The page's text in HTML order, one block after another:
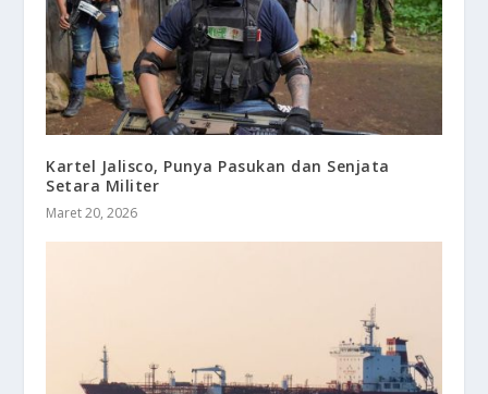
Kartel Jalisco, Punya Pasukan dan Senjata
Setara Militer
Maret 20, 2026